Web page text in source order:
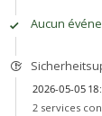
Aucun
2026-05-05
2 services